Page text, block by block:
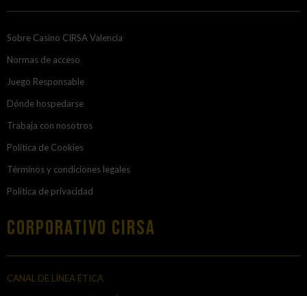
Sobre Casino CIRSA Valencia
Normas de acceso
Juego Responsable
Dónde hospedarse
Trabaja con nosotros
Política de Cookies
Términos y condiciones legales
Política de privacidad
Corporativo Cirsa
CANAL DE LÍNEA ÉTICA